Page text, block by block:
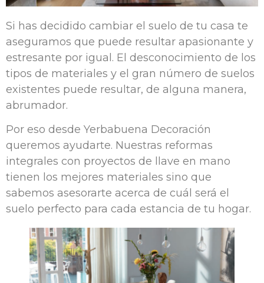
Si has decidido cambiar el suelo de tu casa te
aseguramos que puede resultar apasionante y
estresante por igual. El desconocimiento de los
tipos de materiales y el gran número de suelos
existentes puede resultar, de alguna manera,
abrumador.
Por eso desde Yerbabuena Decoración
queremos ayudarte. Nuestras reformas
integrales con proyectos de llave en mano
tienen los mejores materiales sino que
sabemos asesorarte acerca de cuál será el
suelo perfecto para cada estancia de tu hogar.